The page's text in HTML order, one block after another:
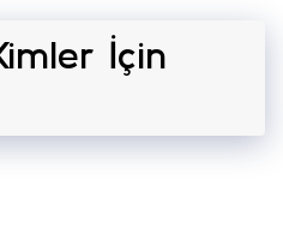
İçin